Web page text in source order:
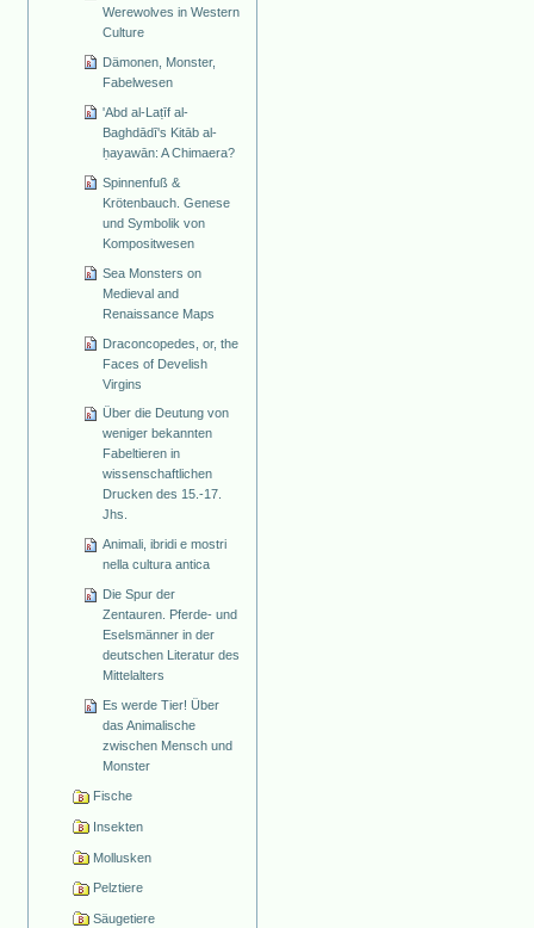
Werewolves in Western
Culture
Dämonen, Monster,
Fabelwesen
'Abd al-Laṭīf al-
Baghdādī's Kitāb al-
ḥayawān: A Chimaera?
Spinnenfuß &
Krötenbauch. Genese
und Symbolik von
Kompositwesen
Sea Monsters on
Medieval and
Renaissance Maps
Draconcopedes, or, the
Faces of Develish
Virgins
Über die Deutung von
weniger bekannten
Fabeltieren in
wissenschaftlichen
Drucken des 15.-17.
Jhs.
Animali, ibridi e mostri
nella cultura antica
Die Spur der
Zentauren. Pferde- und
Eselsmänner in der
deutschen Literatur des
Mittelalters
Es werde Tier! Über
das Animalische
zwischen Mensch und
Monster
Fische
Insekten
Mollusken
Pelztiere
Säugetiere